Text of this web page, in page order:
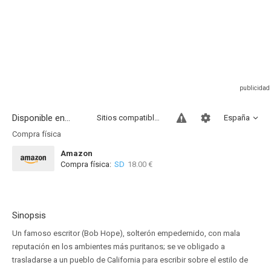
Disponible en... España
Sitios compatibles
Compra física
Amazon
Compra física: SD 18.00 €
Sinopsis
Un famoso escritor (Bob Hope), solterón empedernido, con mala
reputación en los ambientes más puritanos; se ve obligado a
trasladarse a un pueblo de California para escribir sobre el estilo de